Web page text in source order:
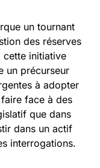
un tournant
des réserves
cette initiative
un précurseur
à adopter
face à des
que dans
dans un actif
interrogations.